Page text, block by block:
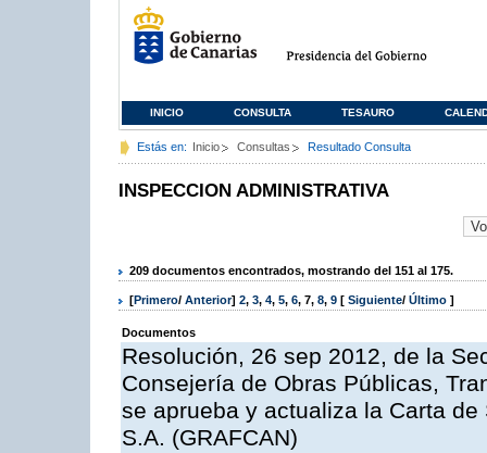
INICIO CONSULTA TESAURO
Estás en: Inicio Consultas Resultado Consulta
INSPECCION ADMINISTRATIVA
209 documentos encontrados, mostrando del 151 al 175.
[Primero/ Anterior] 2, 3, 4, 5, 6, 7, 8, 9 [ Siguiente/ Último ]
Documentos
Resolución, 26 sep 2012, de la
Consejería de Obras Públicas,
se aprueba y actualiza la Carta
S.A. (GRAFCAN)